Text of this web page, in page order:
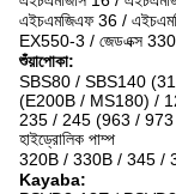
এইচএমজিএফ 36 /
EX550-3 / জেডএক্স 330 /
শুঁয়াপোকা:
SBS80 / SBS140
(E200B / MS180) /
235 / 245 (963 /
হাইড্রোলিক পাম্প
320B / 330B / 345 /
Kayaba: